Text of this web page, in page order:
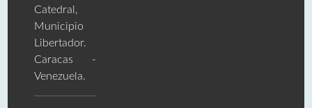
Catedral,
Municipio
Libertador.
Caracas -
Venezuela.